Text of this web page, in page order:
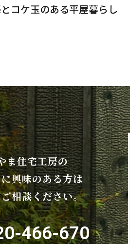
コケ玉のある平屋暮らし
ま住宅工房の
興味のある方は
相談ください。
466-670